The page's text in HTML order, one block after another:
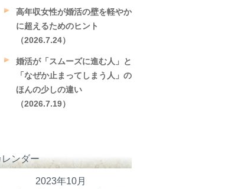
高年収女性が婚活の壁を軽やか
に超えるためのヒント
（2026.7.24）
婚活が「スムーズに進む人」と
「なぜか止まってしまう人」の
ほんの少しの違い
（2026.7.19）
レンダー
2023年10月